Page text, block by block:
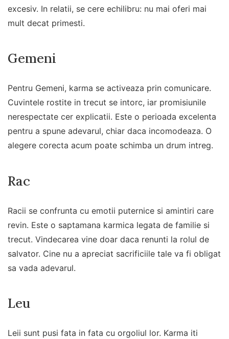
excesiv. In relatii, se cere echilibru: nu mai oferi mai
mult decat primesti.
Gemeni
Pentru Gemeni, karma se activeaza prin comunicare.
Cuvintele rostite in trecut se intorc, iar promisiunile
nerespectate cer explicatii. Este o perioada excelenta
pentru a spune adevarul, chiar daca incomodeaza. O
alegere corecta acum poate schimba un drum intreg.
Rac
Racii se confrunta cu emotii puternice si amintiri care
revin. Este o saptamana karmica legata de familie si
trecut. Vindecarea vine doar daca renunti la rolul de
salvator. Cine nu a apreciat sacrificiile tale va fi obligat
sa vada adevarul.
Leu
Leii sunt pusi fata in fata cu orgoliul lor. Karma iti